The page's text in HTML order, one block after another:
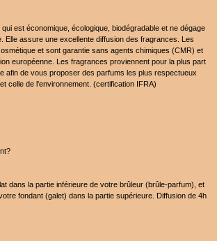
est économique, écologique, biodégradable et ne dégage
Elle assure une excellente diffusion des fragrances. Les
et sont garantie sans agents chimiques (CMR) et
européenne. Les fragrances proviennent pour la plus part
afin de vous proposer des parfums les plus respectueux
celle de l'environnement. (certification IFRA)
dans la partie inférieure de votre brûleur (brûle-parfum), et
fondant (galet) dans la partie supérieure. Diffusion de 4h